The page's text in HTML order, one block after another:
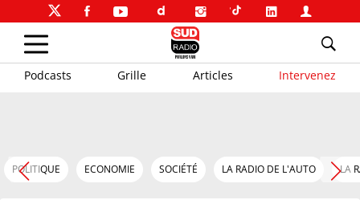
Podcasts Grille Articles Intervenez
POLITIQUE ECONOMIE SOCIÉTÉ LA RADIO DE L'AUTO LA